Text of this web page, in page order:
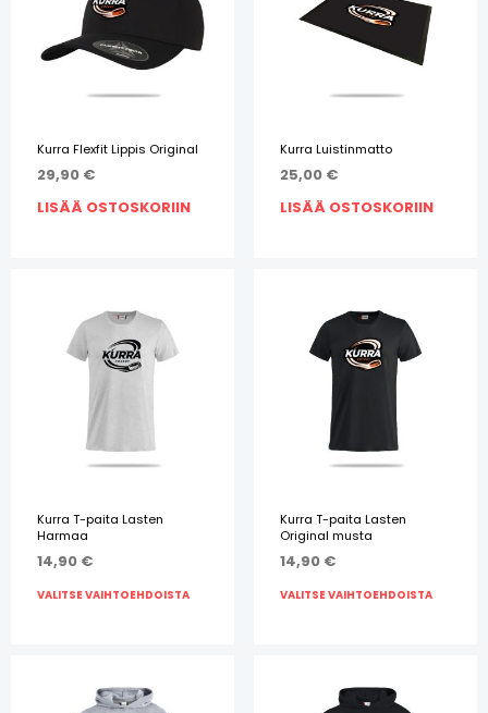
Kurra Flexfit Lippis Original
29,90 €
LISÄÄ OSTOSKORIIN
Kurra Luistinmatto
25,00 €
LISÄÄ OSTOSKORIIN
Kurra T-paita Lasten
Harmaa
14,90 €
VALITSE VAIHTOEHDOISTA
Kurra T-paita Lasten
Original musta
14,90 €
VALITSE VAIHTOEHDOISTA